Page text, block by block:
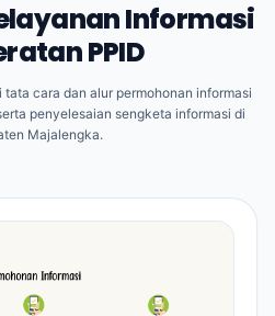
Informasi
PPID
cara dan alur permohonan informasi
penyelesaian sengketa informasi di
Majalengka.